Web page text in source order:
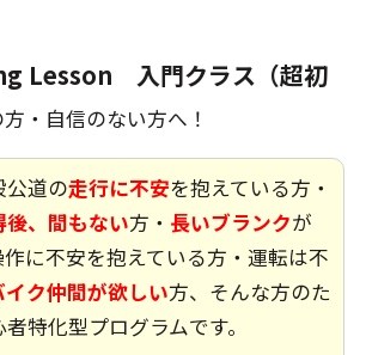
Lesson 入門クラス（超初
・自信のない方へ！
公道の走行に不安を抱えている方・
後、間もない方・ 長いブランクが
に不安を抱えている方・運転は不
イク仲間が欲しい方、そんな方のた
特化型プログラムです。